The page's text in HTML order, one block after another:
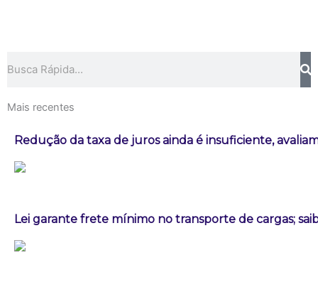
Mais recentes
Redução da taxa de juros ainda é insuficiente,
Lei garante frete mínimo no transporte de cargas;